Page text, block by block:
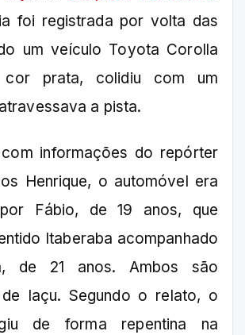
foi registrada por volta das
um veículo Toyota Corolla
prata, colidiu com um
a pista.
informações do repórter
Henrique, o automóvel era
Fábio, de 19 anos, que
Itaberaba acompanhado
de 21 anos. Ambos são
Iaçu. Segundo o relato, o
de forma repentina na